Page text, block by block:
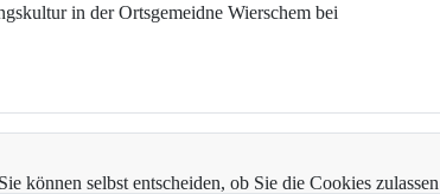
in der Ortsgemeidne Wierschem bei
können selbst entscheiden, ob Sie die Cookies